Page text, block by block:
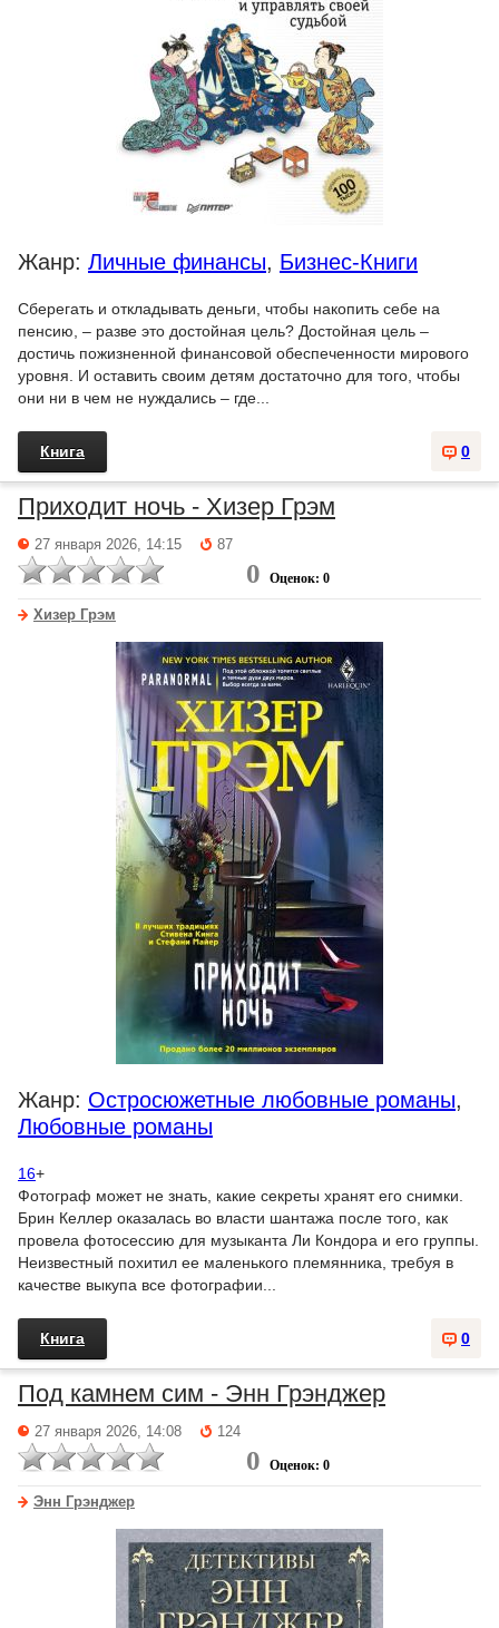
Жанр: Личные финансы, Бизнес-Книги
Сберегать и откладывать деньги, чтобы накопить себе на
пенсию, – разве это достойная цель? Достойная цель –
достичь пожизненной финансовой обеспеченности мирового
уровня. И оставить своим детям достаточно для того, чтобы
они ни в чем не нуждались – где...
0
Книга
Приходит ночь - Хизер Грэм
27 января 2026, 14:15 87
0 Оценок: 0
Хизер Грэм
Жанр: Остросюжетные любовные романы,
Любовные романы
16+
Фотограф может не знать, какие секреты хранят его снимки.
Брин Келлер оказалась во власти шантажа после того, как
провела фотосессию для музыканта Ли Кондора и его группы.
Неизвестный похитил ее маленького племянника, требуя в
качестве выкупа все фотографии...
0
Книга
Под камнем сим - Энн Грэнджер
27 января 2026, 14:08 124
0 Оценок: 0
Энн Грэнджер